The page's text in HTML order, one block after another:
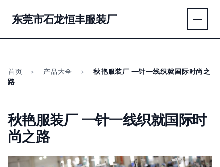
东莞市石龙恒丰服装厂
首页 > 产品大全 >
秋艳服装厂 一针一线织就国际时尚之
路
秋艳服装厂 一针一线织就国际时
尚之路